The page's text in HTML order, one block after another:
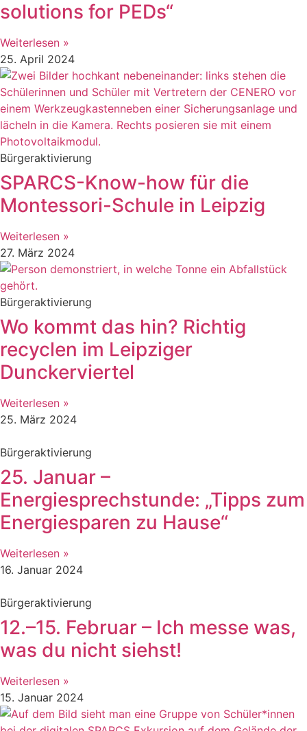
solutions for PEDs“
Weiterlesen »
25. April 2024
Bürgeraktivierung
SPARCS-Know-how für die
Montessori-Schule in Leipzig
Weiterlesen »
27. März 2024
Bürgeraktivierung
Wo kommt das hin? Richtig
recyclen im Leipziger
Dunckerviertel
Weiterlesen »
25. März 2024
Bürgeraktivierung
25. Januar –
Energiesprechstunde: „Tipps zum
Energiesparen zu Hause“
Weiterlesen »
16. Januar 2024
Bürgeraktivierung
12.–15. Februar – Ich messe was,
was du nicht siehst!
Weiterlesen »
15. Januar 2024